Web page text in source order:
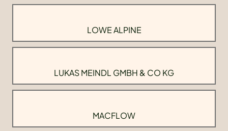
LOWE ALPINE
LUKAS MEINDL GMBH & CO KG
MACFLOW